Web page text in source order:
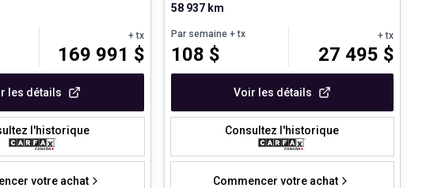
+ tx
169 991 $
les détails
l'historique
votre achat
58 937 km
Par semaine+ tx
108 $
+ tx
27 495 $
Voir les détails
Consultez l'historique
Commencer votre achat